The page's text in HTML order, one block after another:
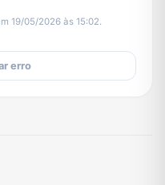
19/05/2026 às 15:02.
erro